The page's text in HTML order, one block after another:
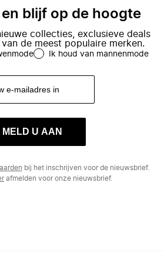
en blijf op de hoogte
collecties, exclusieve deals
de meest populaire merken.
Ik houd van mannenmode
MELD U AAN
bij het inschrijven voor de nieuwsbrief.
afmelden voor onze nieuwsbrief.